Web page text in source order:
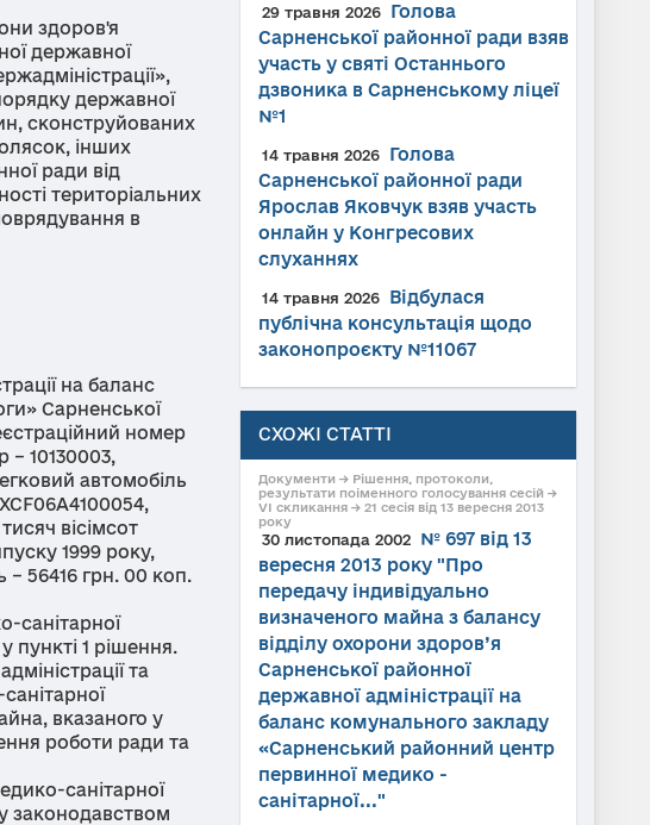
здоров'я
державної
державної
сконструйованих
інших
ради від
територіальних
в
на баланс
Сарненської
номер
– 10130003,
автомобіль
вісімсот
1999 року,
– 56416 грн. 00 коп.
санітарної
пункті 1 рішення.
та
вказаного у
роботи ради та
санітарної
законодавством
29 травня 2026
Голова
Сарненської районної ради взяв
участь у святі Останнього
дзвоника в Сарненському ліцеї
№1
14 травня 2026
Голова
Сарненської районної ради
Ярослав Яковчук взяв участь
онлайн у Конгресових
слуханнях
14 травня 2026
Відбулася
публічна консультація щодо
законопроєкту №11067
СХОЖІ СТАТТІ
Документи → Рішення, протоколи,
результати поіменного голосування сесій →
VI скликання → 21 сесія від 13 вересня 2013
року
30 листопада 2002
№ 697 від 13
вересня 2013 року "Про
передачу індивідуально
визначеного майна з балансу
відділу охорони здоров’я
Сарненської районної
державної адміністрації на
баланс комунального закладу
«Сарненський районний центр
первинної медико -
санітарної..."